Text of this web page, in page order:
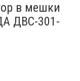
в мешки
ДВС-301-